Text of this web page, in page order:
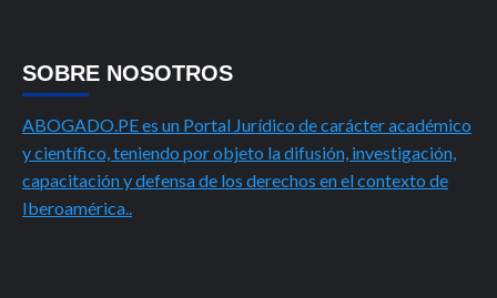
SOBRE NOSOTROS
ABOGADO.PE es un Portal Jurídico de carácter académico
y científico, teniendo por objeto la difusión, investigación,
capacitación y defensa de los derechos en el contexto de
Iberoamérica..